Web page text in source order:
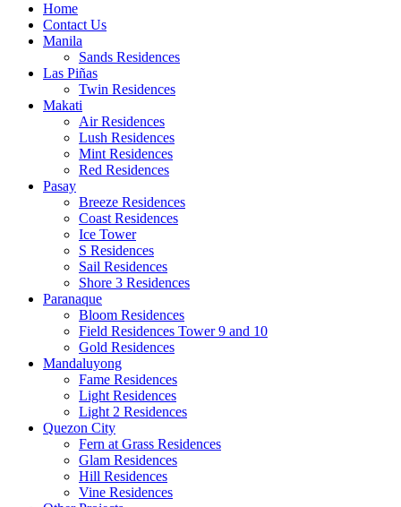
Home
Contact Us
Manila
Sands Residences
Las Piñas
Twin Residences
Makati
Air Residences
Lush Residences
Mint Residences
Red Residences
Pasay
Breeze Residences
Coast Residences
Ice Tower
S Residences
Sail Residences
Shore 3 Residences
Paranaque
Bloom Residences
Field Residences Tower 9 and 10
Gold Residences
Mandaluyong
Fame Residences
Light Residences
Light 2 Residences
Quezon City
Fern at Grass Residences
Glam Residences
Hill Residences
Vine Residences